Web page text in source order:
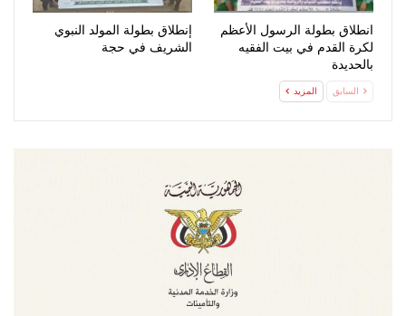
انطلاق بطولة الرسول الأعظم
لكرة القدم في بيت الفقيه
بالحديدة
إنطلاق بطولة المولد النبوي
الشريف في حجة
السابق المزيد